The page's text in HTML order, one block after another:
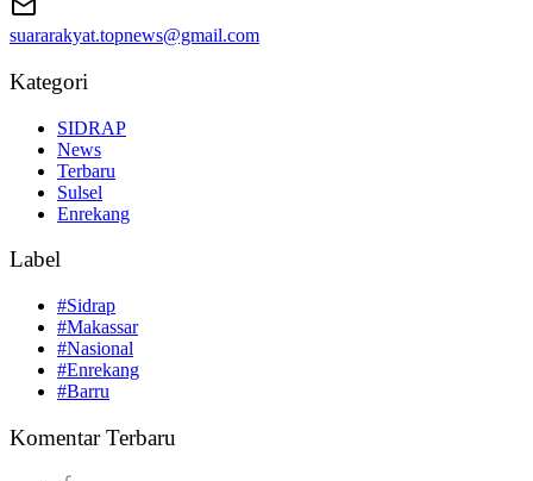
suararakyat.topnews@gmail.com
Kategori
SIDRAP
News
Terbaru
Sulsel
Enrekang
Label
#Sidrap
#Makassar
#Nasional
#Enrekang
#Barru
Komentar Terbaru